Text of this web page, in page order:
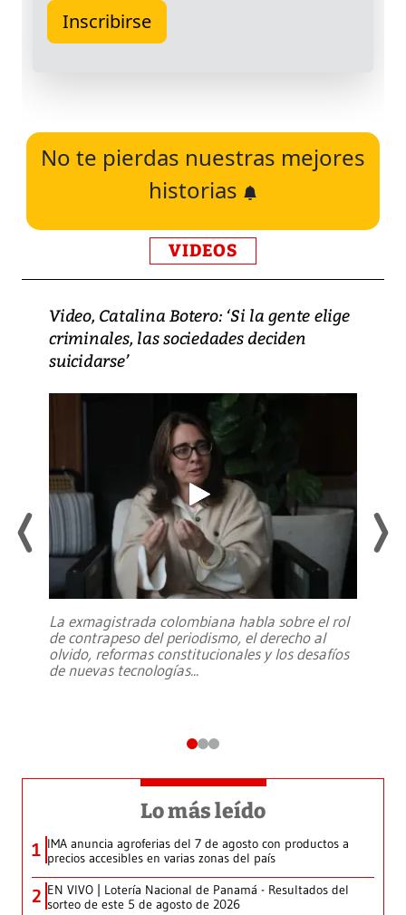
No te pierdas nuestras mejores
historias
VIDEOS
Video, Catalina Botero: ‘Si la gente elige
criminales, las sociedades deciden
suicidarse’
La exmagistrada colombiana habla sobre el rol
de contrapeso del periodismo, el derecho al
olvido, reformas constitucionales y los desafíos
de nuevas tecnologías...
Lo más leído
1 IMA anuncia agroferias del 7 de agosto con productos a
precios accesibles en varias zonas del país
2 EN VIVO | Lotería Nacional de Panamá - Resultados del
sorteo de este 5 de agosto de 2026